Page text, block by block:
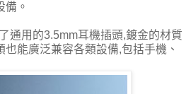
備。
用的3.5mm耳機插頭,鍍金的材質
也能廣泛兼容各類設備,包括手機、